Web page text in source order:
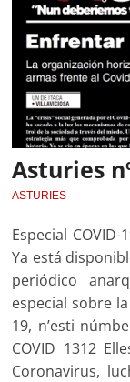
Asturies
ASTURIES
Especial
Ya está
periódico
especial sobre
19, n’esti
COVID 1312
Coronavirus,